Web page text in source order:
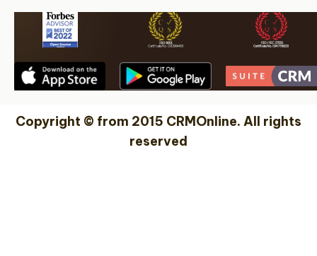
Copyright © from 2015 CRMOnline. All rights
reserved